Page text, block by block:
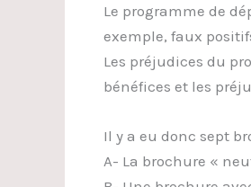
Le programme de
exemple, faux
Les préjudices du
bénéfices et les
Il y a eu donc sept
A- La brochure «